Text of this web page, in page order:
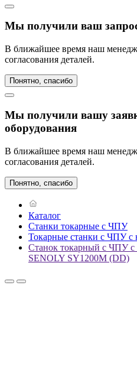
Мы получили ваш
В ближайшее время наш
согласования деталей.
Понятно, спасибо
Мы получили вашу
оборудования
В ближайшее время наш
согласования деталей.
Понятно, спасибо
Каталог
Станки токарные с ЧПУ
Токарные станки с ЧПУ с
Станок токарный с ЧПУ с
SENOLY SY1200M (DD)